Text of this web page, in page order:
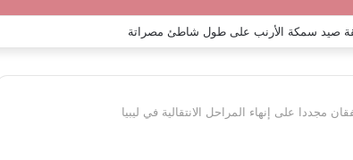
مجددا على إنهاء المراحل الانتقالية في ليبيا